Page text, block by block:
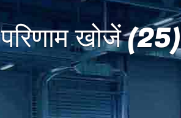
परिणाम खोजें (25)